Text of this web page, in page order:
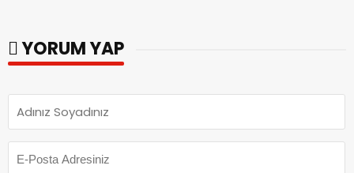
YORUM YAP